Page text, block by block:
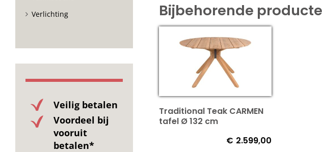
Bijbehorende
Traditional Teak CARMEN
tafel Ø 132 cm
€ 2.599,00
Verlichting
Veilig betalen
Voordeel bij
vooruit
betalen*